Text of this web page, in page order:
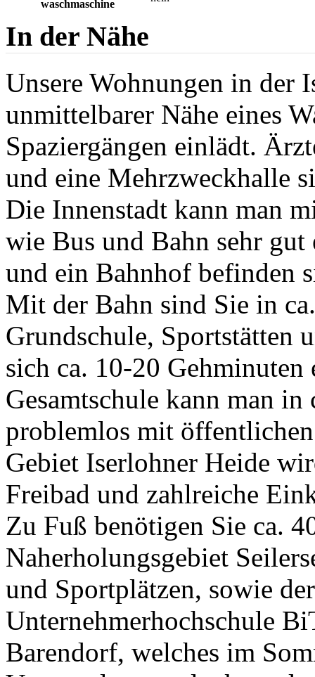
waschmaschine
In der Nähe
Unsere Wohnungen in der
unmittelbarer Nähe eines
Spaziergängen einlädt.
und eine Mehrzweckhalle
Die Innenstadt kann man
wie Bus und Bahn sehr
und ein Bahnhof befinden
Mit der Bahn sind Sie in
Grundschule, Sportstätten
sich ca. 10-20
Gesamtschule kann man
problemlos mit
Gebiet Iserlohner Heide
Freibad und zahlreiche
Zu Fuß benötigen Sie ca.
Naherholungsgebiet
und Sportplätzen, sowie
Unternehmerhochschule
Barendorf, welches im